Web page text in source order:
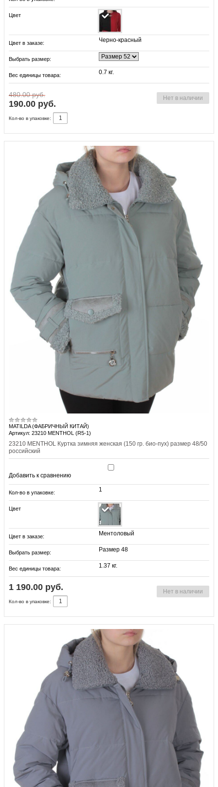
Цвет
Цвет в заказе: Черно-красный
Выбрать размер:
Вес единицы товара: 0.7 кг.
480.00 руб.
190.00 руб.
Нет в наличии
Кол-во в упаковке:
MATILDA (ФАБРИЧНЫЙ КИТАЙ)
Артикул: 23210 MENTHOL (R5-1)
23210 MENTHOL Куртка зимняя женская (150 гр. био-пух) размер 48/50
российский
Добавить к сравнению
Кол-во в упаковке: 1
Цвет
Цвет в заказе: Ментоловый
Выбрать размер: Размер 48
Вес единицы товара: 1.37 кг.
1 190.00 руб. Нет в наличии
Кол-во в упаковке: